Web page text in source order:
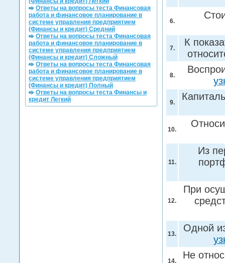
6.
7.
К
8.
9.
10.
11.
Из
12.
При
13.
Одной
14.
Не
Ответы на вопросы теста Финансовая
работа и финансовое планирование в
системе управления предприятием
(Финансы и кредит) Средний
Ответы на вопросы теста Финансовая
работа и финансовое планирование в
системе управления предприятием
(Финансы и кредит) Сложный
Ответы на вопросы теста Финансовая
работа и финансовое планирование в
системе управления предприятием
(Финансы и кредит) Полный
Ответы на вопросы теста Финансы и
кредит Легкий